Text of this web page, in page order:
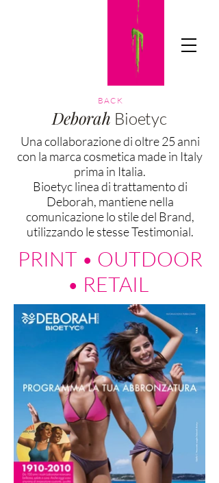
BACK
Deborah Bioetyc
Una collaborazione di oltre 25 anni
con la marca cosmetica made in Italy
prima in Italia.
Bioetyc linea di trattamento di
Deborah, mantiene nella
comunicazione lo stile del Brand,
utilizzando le stesse Testimonial.
PRINT • OUTDOOR
• RETAIL